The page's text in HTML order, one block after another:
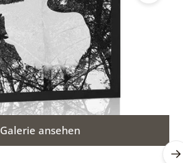
Galerie ansehen